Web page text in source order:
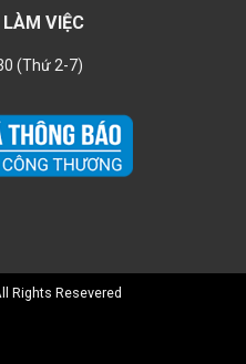
VIỆC
(Thứ 2-7)
Rights Resevered